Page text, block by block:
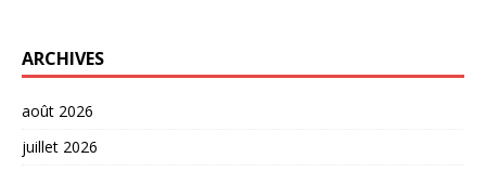
ARCHIVES
août 2026
juillet 2026